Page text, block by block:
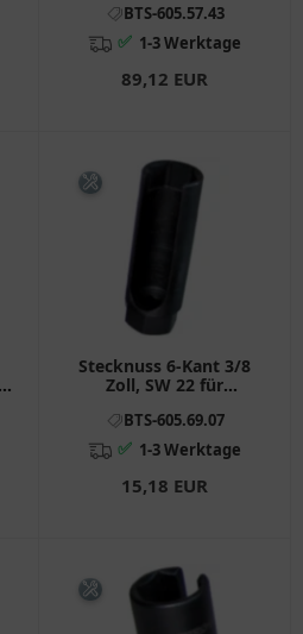
BTS-605.57.43
✅ 1-3 Werktage
89,12 EUR
Stecknuss 6-Kant 3/8
Zoll, SW 22 für
BTS-605.69.07
✅ 1-3 Werktage
15,18 EUR